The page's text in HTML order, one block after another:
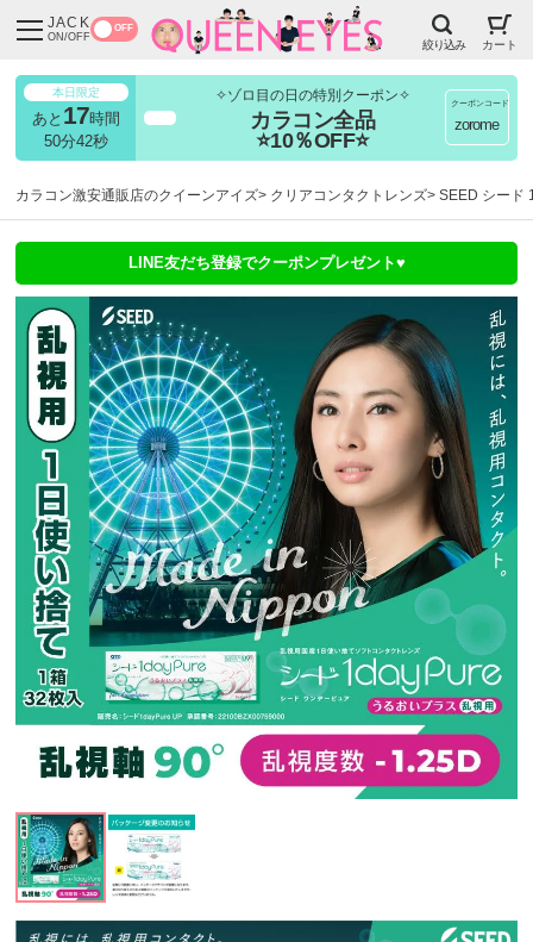
JACK
ON/OFF
OFF
絞り込み カート
本日限定
あと 17時間
50分40秒
✧ゾロ目の日の特別クーポン✧
カラコン全品
⭐10％OFF⭐
クーポンコード
zorome
カラコン激安通販店のクイーンアイズ クリアコンタクトレンズ SEED シード
LINE友だち登録でクーポンプレゼント♥